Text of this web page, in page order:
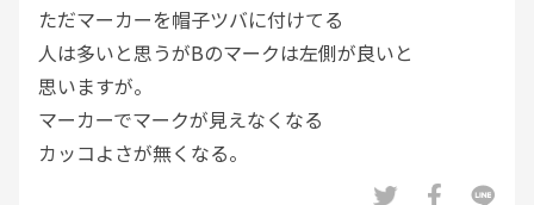
ただマーカーを帽子ツバに付けてる
人は多いと思うがBのマークは左側が良いと
思いますが。
マーカーでマークが見えなくなる
カッコよさが無くなる。